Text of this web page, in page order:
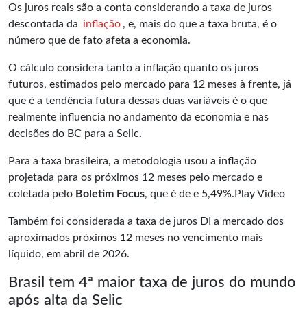
Os juros reais são a conta considerando a taxa de juros
descontada da inflação , e, mais do que a taxa bruta, é o
número que de fato afeta a economia.
O cálculo considera tanto a inflação quanto os juros
futuros, estimados pelo mercado para 12 meses à frente, já
que é a tendência futura dessas duas variáveis é o que
realmente influencia no andamento da economia e nas
decisões do BC para a Selic.
Para a taxa brasileira, a metodologia usou a inflação
projetada para os próximos 12 meses pelo mercado e
coletada pelo Boletim Focus, que é de e 5,49%.Play Video
Também foi considerada a taxa de juros DI a mercado dos
aproximados próximos 12 meses no vencimento mais
líquido, em abril de 2026.
Brasil tem 4ª maior taxa de juros do mundo
após alta da Selic